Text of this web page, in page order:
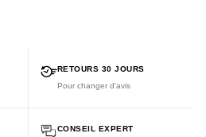
RETOURS 30 JOURS
Pour changer d'avis
CONSEIL EXPERT